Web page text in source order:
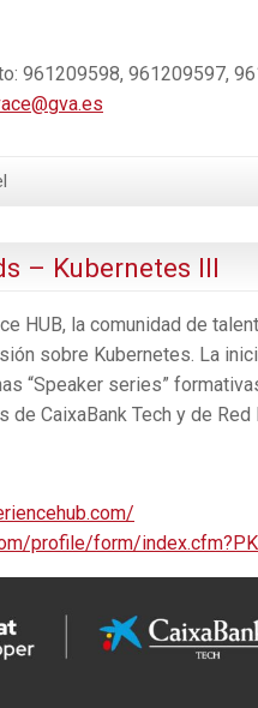
961209598, 961209597,
– Kubernetes III
HUB, la comunidad de
sobre Kubernetes. La
“Speaker series”
CaixaBank Tech y de Red
profile/form/